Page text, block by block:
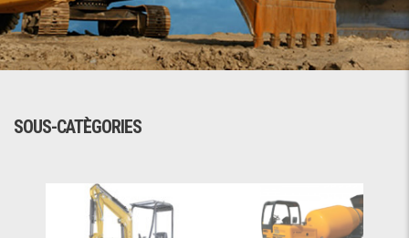
SOUS-CATÈGORIES